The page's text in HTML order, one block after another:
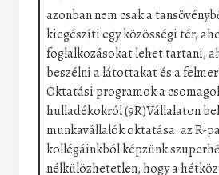
azonban nem csak a
kiegészíti egy közösségi tér,
foglalkozásokat lehet tartani,
beszélni a látottakat és a
Oktatási programok a
hulladékokról (9R)Vállalaton
munkavállalók oktatása: az R-
kollégáinkból képzünk
nélkülözhetetlen, hogy a